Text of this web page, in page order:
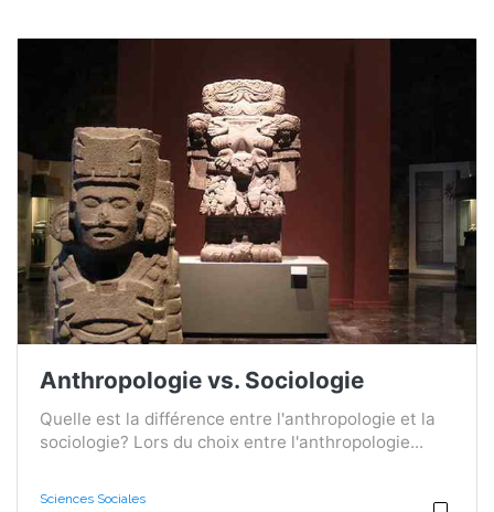
Anthropologie vs. Sociologie
Quelle est la différence entre l'anthropologie et la
sociologie? Lors du choix entre l'anthropologie...
Sciences Sociales